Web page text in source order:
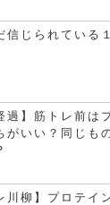
信じられている
過】筋トレ前は
がいい？同じも
川柳】プロテイ